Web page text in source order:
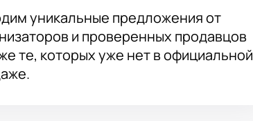
уникальные предложения от
и проверенных продавцов
те, которых уже нет в официальной